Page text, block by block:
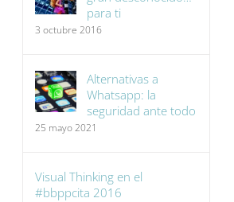
para ti
3 octubre 2016
Alternativas a
Whatsapp: la
seguridad ante todo
25 mayo 2021
Visual Thinking en el
#bbppcita 2016